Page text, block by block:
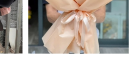
Mua ngay